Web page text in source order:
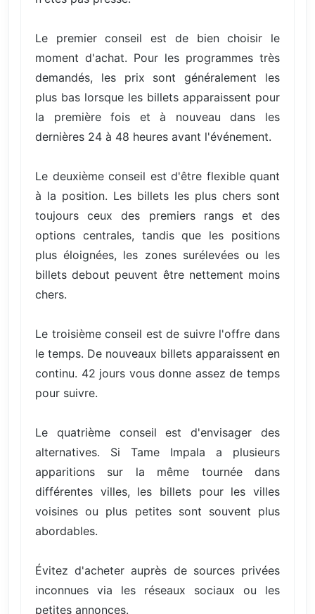
Le premier conseil est de bien choisir le
moment d'achat. Pour les programmes très
demandés, les prix sont généralement les
plus bas lorsque les billets apparaissent pour
la première fois et à nouveau dans les
dernières 24 à 48 heures avant l'événement.
Le deuxième conseil est d'être flexible quant
à la position. Les billets les plus chers sont
toujours ceux des premiers rangs et des
options centrales, tandis que les positions
plus éloignées, les zones surélevées ou les
billets debout peuvent être nettement moins
chers.
Le troisième conseil est de suivre l'offre dans
le temps. De nouveaux billets apparaissent en
continu. 42 jours vous donne assez de temps
pour suivre.
Le quatrième conseil est d'envisager des
alternatives. Si Tame Impala a plusieurs
apparitions sur la même tournée dans
différentes villes, les billets pour les villes
voisines ou plus petites sont souvent plus
abordables.
Évitez d'acheter auprès de sources privées
inconnues via les réseaux sociaux ou les
petites annonces.